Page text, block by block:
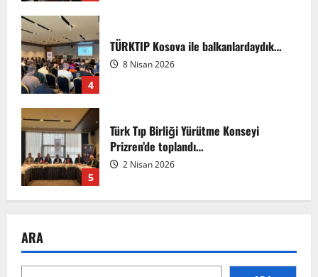
4
TÜRKTIP Kosova ile balkanlardaydık…
8 Nisan 2026
5
Türk Tıp Birliği Yürütme Konseyi
Prizren’de toplandı…
2 Nisan 2026
1
Sempozyumu
ARA